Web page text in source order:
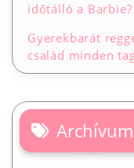
időtálló a Barbie?
Gyerekbarát
család minden
Archívum